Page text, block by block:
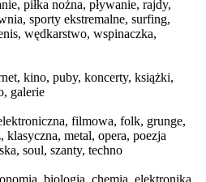
piłka nożna, pływanie, rajdy,
sporty ekstremalne, surfing,
wędkarstwo, wspinaczka,
kino, puby, koncerty, książki,
galerie
filmowa, folk, grunge,
metal, opera, poezja
soul, szanty, techno
biologia, chemia, elektronika,